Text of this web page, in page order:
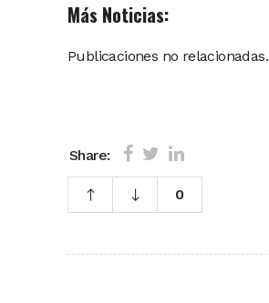
Más Noticias:
Publicaciones no relacionadas.
Share:
0